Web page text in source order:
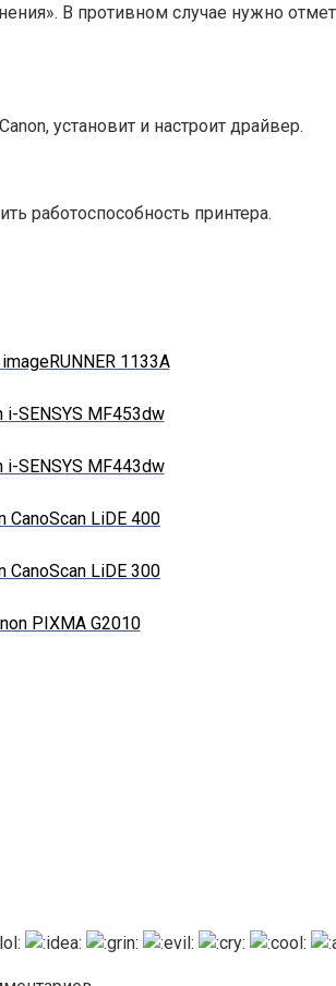
В противном случае нужно
установит и настроит драйвер.
работоспособность принтера.
1133A
SENSYS MF453dw
SENSYS MF443dw
CanoScan LiDE 400
CanoScan LiDE 300
PIXMA G2010